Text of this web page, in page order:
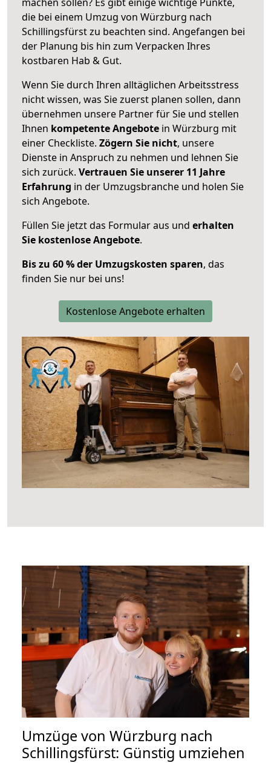
die bei einem Umzug von Würzburg nach
Schillingsfürst zu beachten sind. Angefangen bei
der Planung bis hin zum Verpacken Ihres
kostbaren Hab & Gut.
Wenn Sie durch Ihren alltäglichen Arbeitsstress
nicht wissen, was Sie zuerst planen sollen, dann
übernehmen unsere Partner für Sie und stellen
Ihnen kompetente Angebote in Würzburg mit
einer Checkliste. Zögern Sie nicht, unsere
Dienste in Anspruch zu nehmen und lehnen Sie
sich zurück. Vertrauen Sie unserer 11 Jahre
Erfahrung in der Umzugsbranche und holen Sie
sich Angebote.
Füllen Sie jetzt das Formular aus und erhalten
Sie kostenlose Angebote.
Bis zu 60 % der Umzugskosten sparen, das
finden Sie nur bei uns!
Kostenlose Angebote erhalten
Umzüge von Würzburg nach
Schillingsfürst: Günstig umziehen